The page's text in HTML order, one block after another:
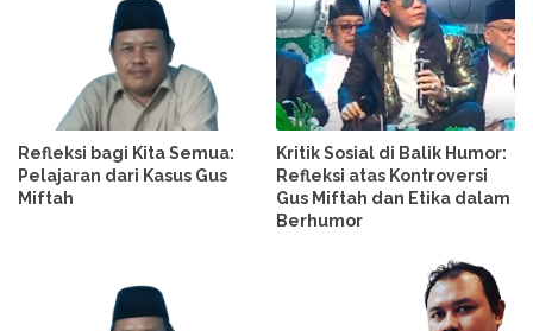
Refleksi bagi Kita Semua:
Pelajaran dari Kasus Gus
Miftah
Kritik Sosial di Balik Humor:
Refleksi atas Kontroversi
Gus Miftah dan Etika dalam
Berhumor